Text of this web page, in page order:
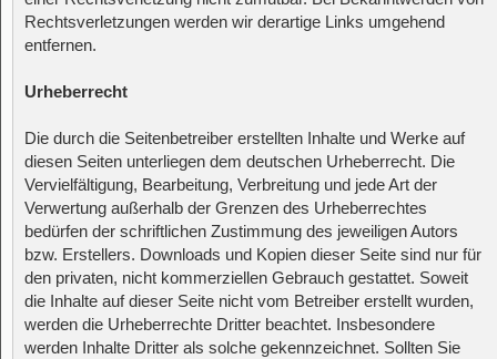
Rechtsverletzungen werden wir derartige Links umgehend
entfernen.
Urheberrecht
Die durch die Seitenbetreiber erstellten Inhalte und Werke auf
diesen Seiten unterliegen dem deutschen Urheberrecht. Die
Vervielfältigung, Bearbeitung, Verbreitung und jede Art der
Verwertung außerhalb der Grenzen des Urheberrechtes
bedürfen der schriftlichen Zustimmung des jeweiligen Autors
bzw. Erstellers. Downloads und Kopien dieser Seite sind nur für
den privaten, nicht kommerziellen Gebrauch gestattet. Soweit
die Inhalte auf dieser Seite nicht vom Betreiber erstellt wurden,
werden die Urheberrechte Dritter beachtet. Insbesondere
werden Inhalte Dritter als solche gekennzeichnet. Sollten Sie